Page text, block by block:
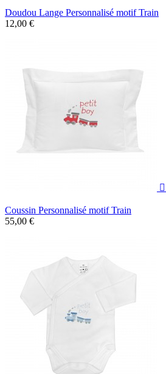
Doudou Lange Personnalisé motif Train
12,00 €

Coussin Personnalisé motif Train
55,00 €